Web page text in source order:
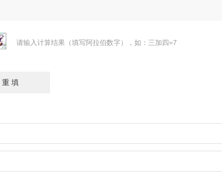
请输入计算结果（填写阿拉伯数字），如：三加四=7